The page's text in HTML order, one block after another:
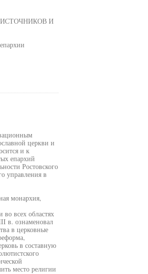
ИСТОЧНИКОВ И
церкви и
и к
епархий
Ростовского
управления в
монархия,
всех областях
в. ознаменовал
в церковные
в составную
место религии